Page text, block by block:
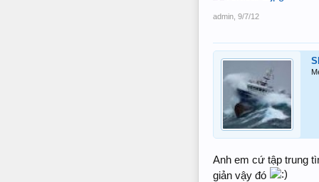
admin 9/7/12
Anh em cứ tập trung
giản vậy đó